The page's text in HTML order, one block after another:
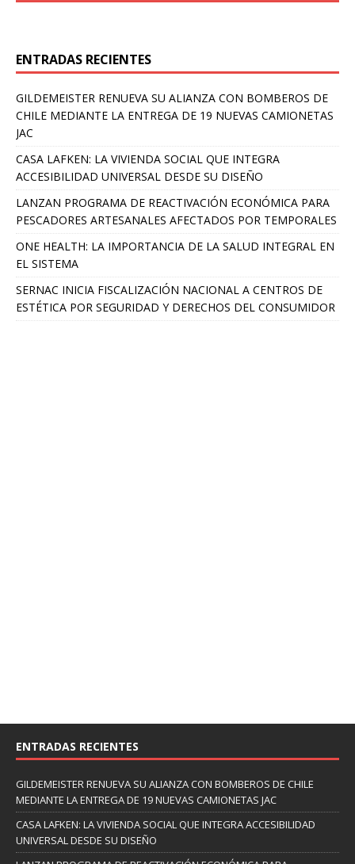
ENTRADAS RECIENTES
GILDEMEISTER RENUEVA SU ALIANZA CON BOMBEROS DE
CHILE MEDIANTE LA ENTREGA DE 19 NUEVAS CAMIONETAS
JAC
CASA LAFKEN: LA VIVIENDA SOCIAL QUE INTEGRA
ACCESIBILIDAD UNIVERSAL DESDE SU DISEÑO
LANZAN PROGRAMA DE REACTIVACIÓN ECONÓMICA PARA
PESCADORES ARTESANALES AFECTADOS POR TEMPORALES
ONE HEALTH: LA IMPORTANCIA DE LA SALUD INTEGRAL EN
EL SISTEMA
SERNAC INICIA FISCALIZACIÓN NACIONAL A CENTROS DE
ESTÉTICA POR SEGURIDAD Y DERECHOS DEL CONSUMIDOR
ENTRADAS RECIENTES
GILDEMEISTER RENUEVA SU ALIANZA CON BOMBEROS DE CHILE
MEDIANTE LA ENTREGA DE 19 NUEVAS CAMIONETAS JAC
CASA LAFKEN: LA VIVIENDA SOCIAL QUE INTEGRA ACCESIBILIDAD
UNIVERSAL DESDE SU DISEÑO